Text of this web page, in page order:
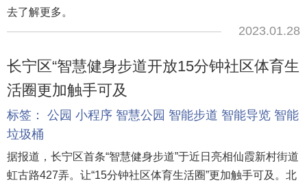
去了解更多。
2023.01.28
长宁区“智慧健身步道开放15分钟社区体育生
活圈更加触手可及
标签： 公园 小程序 智慧公园 智能步道 智能导览 智能
垃圾桶
据报道，长宁区首条“智慧健身步道”于近日亮相仙霞新村街道
虹古路427弄。让“15分钟社区体育生活圈”更加触手可及。北